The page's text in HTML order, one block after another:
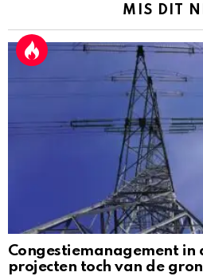
MIS DIT
Congestiemanagement in
projecten toch van de